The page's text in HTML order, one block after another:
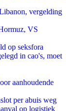
vergelding
VS
op seksfora
in cao's, moet
aanhoudende
per abuis weg
op logistiek